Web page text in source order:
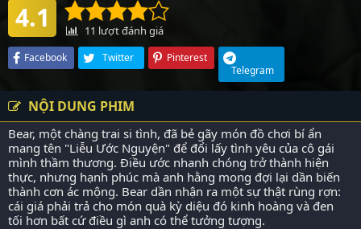
4.1 11 lượt đánh giá
Facebook Twitter
Pinterest
Telegram
NỘI DUNG PHIM
Bear, một chàng trai si tình, đã bẻ gãy món đồ chơi bí ẩn
mang tên "Liễu Ước Nguyện" để đổi lấy tình yêu của cô gái
mình thầm thương. Điều ước nhanh chóng trở thành hiện
thực, nhưng hạnh phúc mà anh hằng mong đợi lại dần biến
thành cơn ác mộng. Bear dần nhận ra một sự thật rùng rợn:
cái giá phải trả cho món quà kỳ diệu đó kinh hoàng và đen
tối hơn bất cứ điều gì anh có thể tưởng tượng.